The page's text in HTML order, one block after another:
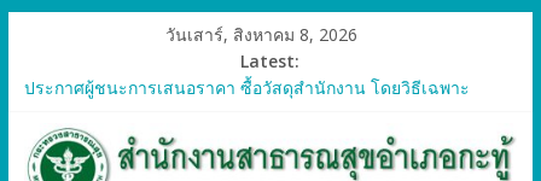
วันเสาร์, สิงหาคม 8, 2026
Latest:
ประกาศผู้ชนะการเสนอราคา ซื้อวัสดุสำนักงาน โดยวิธีเฉพาะ
ประกาศผู้ชนะการเสนอราคา ซื้อวัสดุคอมพิวเตอร์ โดยวิธีเฉพาะ
เจาะจง